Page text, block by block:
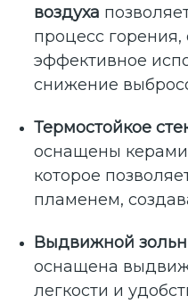
воздуха
процесс горения,
эффективное
снижение
Термостойкое
оснащены
которое
пламенем,
Выдвижной
оснащена
легкости и